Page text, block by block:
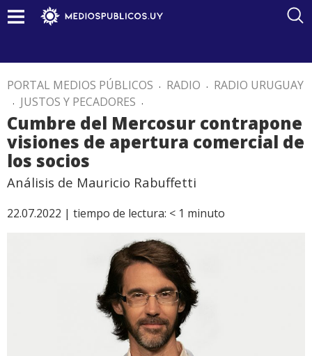
PORTAL MEDIOS PÚBLICOS . RADIO . RADIO URUGUAY
. JUSTOS Y PECADORES .
Cumbre del Mercosur contrapone
visiones de apertura comercial de
los socios
Análisis de Mauricio Rabuffetti
22.07.2022 | tiempo de lectura: < 1 minuto